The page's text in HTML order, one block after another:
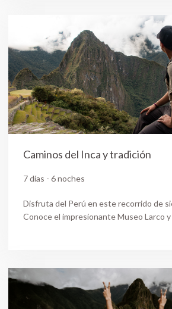
Caminos del Inca y tradición
7 días - 6 noches
Disfruta del Perú en este recorrido de
Conoce el impresionante Museo Larco y